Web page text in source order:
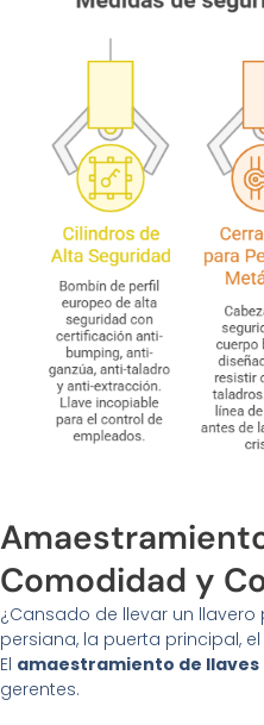
Comodidad y
¿Cansado de llevar un
persiana, la puerta principal,
El amaestramiento de llaves
gerentes.